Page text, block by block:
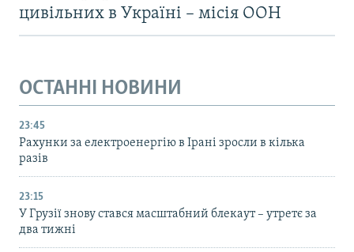
цивільних в Україні – місія ООН
ОСТАННІ НОВИНИ
23:45
Рахунки за електроенергію в Ірані зросли в кілька
разів
23:15
У Грузії знову стався масштабний блекаут – утретє за
два тижні